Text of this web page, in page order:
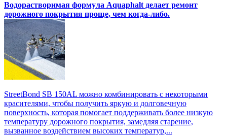
Водорастворимая формула Aquaphalt делает ремонт
дорожного покрытия проще, чем когда-либо.
StreetBond SB 150AL можно комбинировать с некоторыми
красителями, чтобы получить яркую и долговечную
поверхность, которая помогает поддерживать более низкую
температуру дорожного покрытия, замедляя старение,
вызванное воздействием высоких температур,...